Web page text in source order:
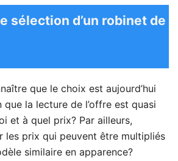
sélection d’un robinet de
que le choix est aujourd’hui
la lecture de l’offre est quasi
et à quel prix? Par ailleurs,
les prix qui peuvent être multipliés
similaire en apparence?